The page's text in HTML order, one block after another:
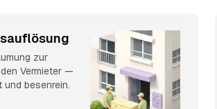
zur
Vermieter —
und besenrein.